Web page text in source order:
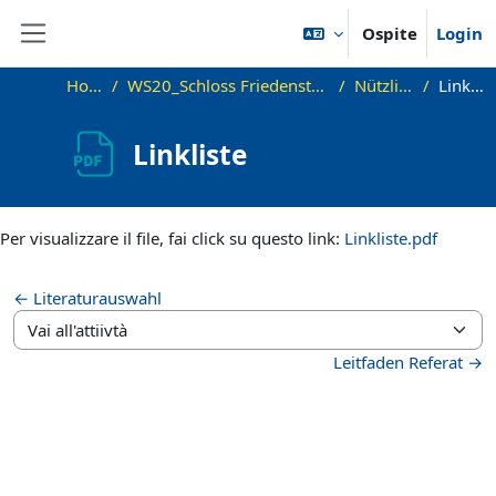
Ospite Login
Home WS20_Schloss Friedenstein Gotha Nützliches Linkliste
Linkliste
Per visualizzare il file, fai click su questo link: Linkliste.pdf
← Literaturauswahl
Vai all'attiivtà
Leitfaden Referat →